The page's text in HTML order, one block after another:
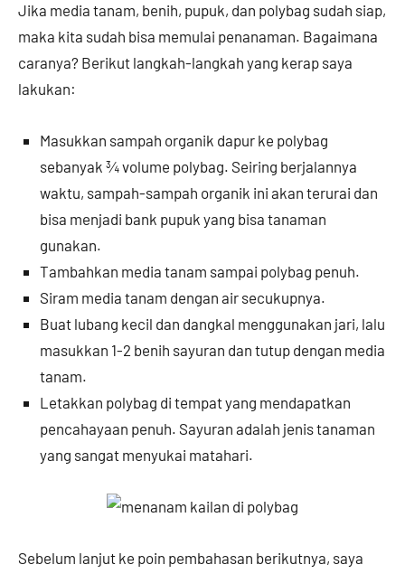
Jika media tanam, benih, pupuk, dan polybag sudah siap,
maka kita sudah bisa memulai penanaman. Bagaimana
caranya? Berikut langkah-langkah yang kerap saya
lakukan:
Masukkan sampah organik dapur ke polybag
sebanyak ¾ volume polybag. Seiring berjalannya
waktu, sampah-sampah organik ini akan terurai dan
bisa menjadi bank pupuk yang bisa tanaman
gunakan.
Tambahkan media tanam sampai polybag penuh.
Siram media tanam dengan air secukupnya.
Buat lubang kecil dan dangkal menggunakan jari, lalu
masukkan 1-2 benih sayuran dan tutup dengan media
tanam.
Letakkan polybag di tempat yang mendapatkan
pencahayaan penuh. Sayuran adalah jenis tanaman
yang sangat menyukai matahari.
Sebelum lanjut ke poin pembahasan berikutnya, saya